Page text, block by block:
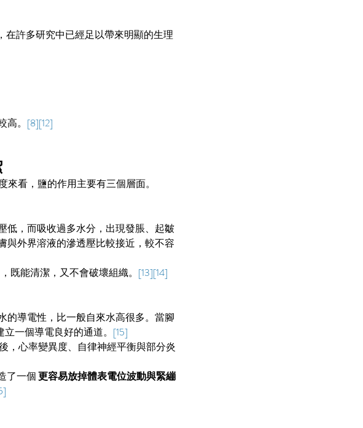
在許多研究中已經足以帶來明顯的生理
。 [8][12]
來看，鹽的作用主要有三個層面。
低，而吸收過多水分，出現發脹、起皺
與外界溶液的滲透壓比較接近，較不容
既能清潔，又不會破壞組織。 [13][14]
的導電性，比一般自來水高很多。當腳
一個導電良好的通道。 [15]
，心率變異度、自律神經平衡與部分炎
了一個 更容易放掉體表電位波動與緊繃